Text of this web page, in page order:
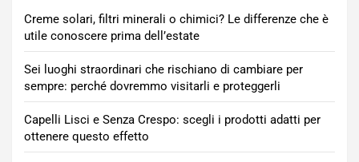
Creme solari, filtri minerali o chimici? Le differenze che è
utile conoscere prima dell’estate
Sei luoghi straordinari che rischiano di cambiare per
sempre: perché dovremmo visitarli e proteggerli
Capelli Lisci e Senza Crespo: scegli i prodotti adatti per
ottenere questo effetto